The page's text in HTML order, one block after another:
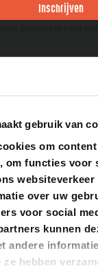
gebruik van
om
om functies voor
over uw
voor social
kunnen
andere
hebben
Inschrijven